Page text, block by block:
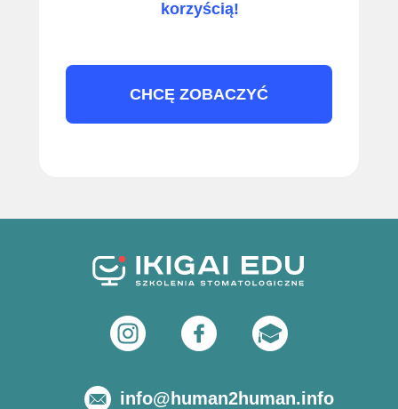
korzyścią!
CHCĘ ZOBACZYĆ
info@human2human.info